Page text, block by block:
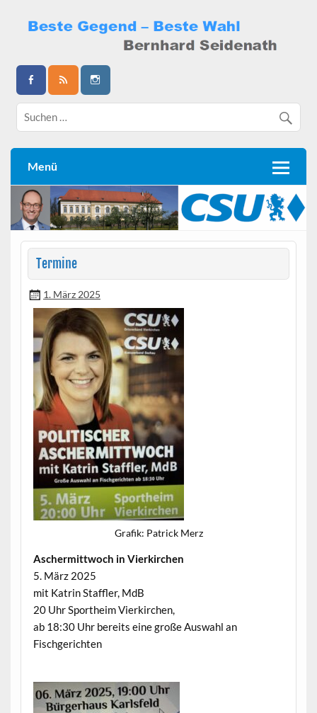
content
Bernhard Seidenath
Menü
Termine
1. März 2025
Grafik: Patrick Merz
Ascher­mittwoch in Vierkirchen
5. März 2025
mit Katrin Staffler, MdB
20 Uhr Sportheim Vierkirchen,
ab 18:30 Uhr bere­its eine große Auswahl an
Fischgerichten